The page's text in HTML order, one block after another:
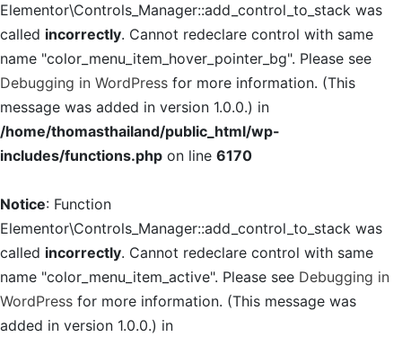
Elementor\Controls_Manager::add_control_to_stack was
called incorrectly. Cannot redeclare control with same
name "color_menu_item_hover_pointer_bg". Please see
Debugging in WordPress for more information. (This
message was added in version 1.0.0.) in
/home/thomasthailand/public_html/wp-
includes/functions.php on line 6170
Notice: Function
Elementor\Controls_Manager::add_control_to_stack was
called incorrectly. Cannot redeclare control with same
name "color_menu_item_active". Please see Debugging in
WordPress for more information. (This message was
added in version 1.0.0.) in